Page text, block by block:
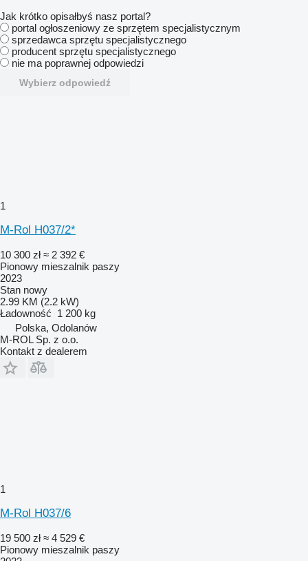
Jak krótko opisałbyś nasz portal?
portal ogłoszeniowy ze sprzętem specjalistycznym
sprzedawca sprzętu specjalistycznego
producent sprzętu specjalistycznego
nie ma poprawnej odpowiedzi
Wybierz odpowiedź
1
M-Rol H037/2*
10 300 zł ≈ 2 392 €
Pionowy mieszalnik paszy
2023
Stan nowy
2.99 KM (2.2 kW)
Ładowność 1 200 kg
Polska, Odolanów
M-ROL Sp. z o.o.
Kontakt z dealerem
1
M-Rol H037/6
19 500 zł ≈ 4 529 €
Pionowy mieszalnik paszy